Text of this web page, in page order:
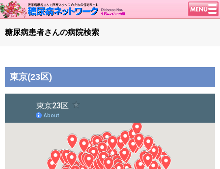
トップページ
談話室BBS
糖尿病のきほん
特集・連載
腎臓の健康道
インスリンポンプ
血糖トレンド
糖尿病患者さんの病院検索
東京(23区)